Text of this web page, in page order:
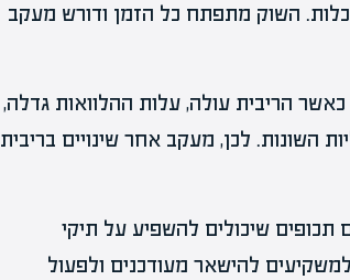
השוק מתפתח כל הזמן ודורש מעקב
הריבית עולה, עלות ההלוואות גדלה,
השונות. לכן, מעקב אחר שינויים בריבית
תכופים שיכולים להשפיע על תיקי
להישאר מעודכנים ולפעול